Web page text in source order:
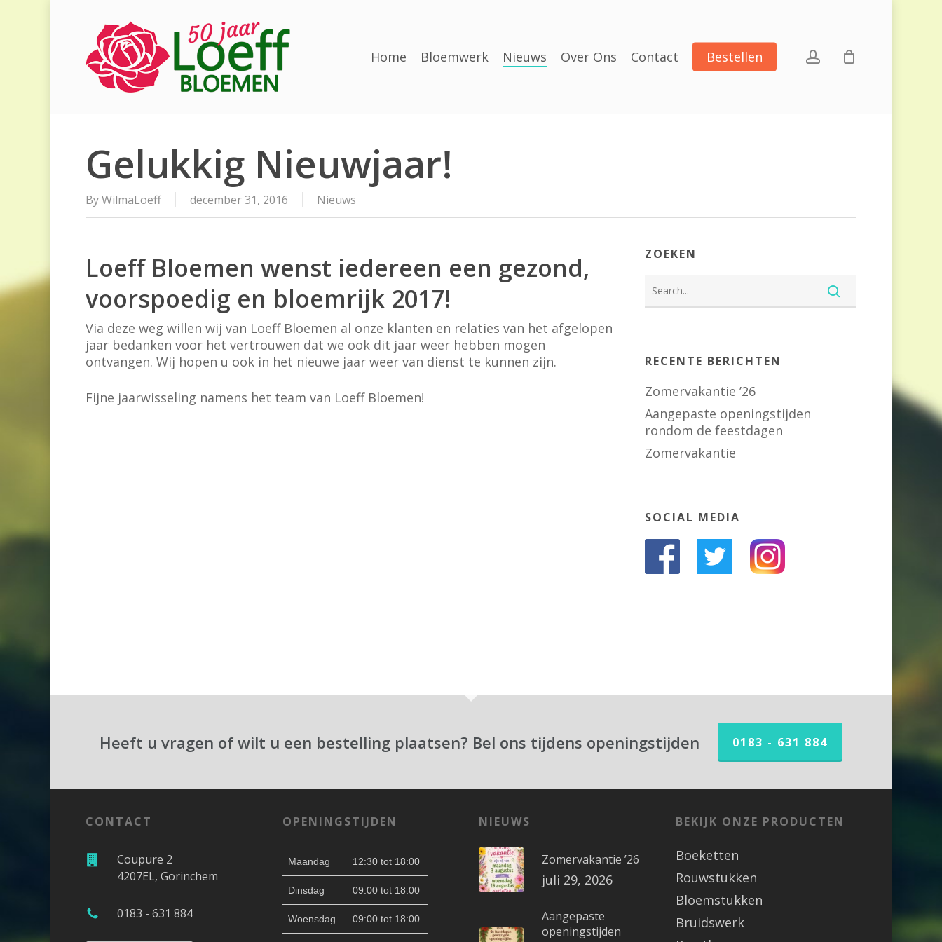
Home Bloemwerk Nieuws Over Ons Contact Bestellen account
Gelukkig Nieuwjaar!
ByWilmaLoeff december 31, 2016 Nieuws
Loeff Bloemen wenst iedereen een gezond,
voorspoedig en bloemrijk 2017!
Via deze weg willen wij van Loeff Bloemen al onze klanten en relaties van het afgelopen
jaar bedanken voor het vertrouwen dat we ook dit jaar weer hebben mogen
ontvangen. Wij hopen u ook in het nieuwe jaar weer van dienst te kunnen zijn.
Fijne jaarwisseling namens het team van Loeff Bloemen!
ZOEKEN
RECENTE BERICHTEN
Zomervakantie ’26
Aangepaste openingstijden
rondom de feestdagen
Zomervakantie
SOCIAL MEDIA
Heeft u vragen of wilt u een bestelling plaatsen? Bel ons tijdens openingstijden 0183 - 631 884
CONTACT
Coupure 2
4207EL, Gorinchem
0183 - 631 884
OPENINGSTIJDEN
Maandag 12:30 tot 18:00
Dinsdag 09:00 tot 18:00
Woensdag 09:00 tot 18:00
NIEUWS
Zomervakantie ’26
juli 29, 2026
Aangepaste
openingstijden
BEKIJK ONZE PRODUCTEN
Boeketten
Rouwstukken
Bloemstukken
Bruidswerk